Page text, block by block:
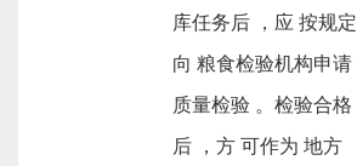
库任务后 ，应 按规定
向 粮食检验机构申请
质量检验 。检验合格
后 ，方 可作为 地方